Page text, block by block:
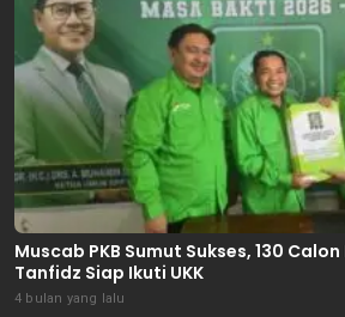
Muscab PKB Sumut Sukses, 130
Tanfidz Siap Ikuti UKK
4 bulan yang lalu